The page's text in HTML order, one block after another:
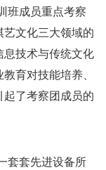
班成员重点考察
文化三大领域的
技术与传统文化
育对技能培养、
了考察团成员的
套套先进设备所